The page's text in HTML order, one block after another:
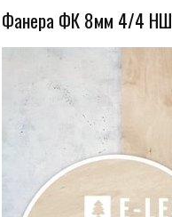
Фанера ФК 8мм 4/4 НШ